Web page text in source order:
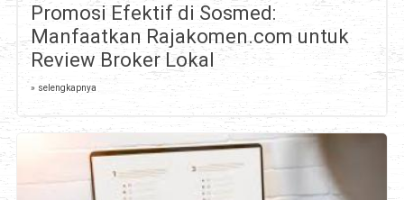
Promosi Efektif di Sosmed:
Manfaatkan Rajakomen.com untuk
Review Broker Lokal
» selengkapnya